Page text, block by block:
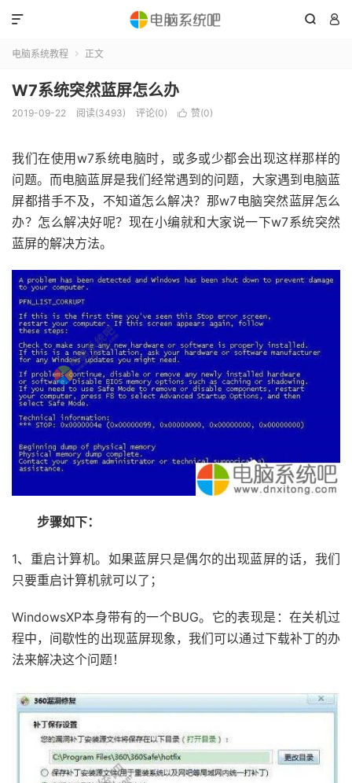
 

电脑系统教程  正文
W7系统突然蓝屏怎么办
2019-09-22 阅读(3493) 评论(0)  赞(0)
我们在使用w7系统电脑时，或多或少都会出现这样那样的
问题。而电脑蓝屏是我们经常遇到的问题，大家遇到电脑蓝
屏都措手不及，不知道怎么解决？那w7电脑突然蓝屏怎么
办？怎么解决好呢？现在小编就和大家说一下w7系统突然
蓝屏的解决方法。
步骤如下：
1、重启计算机。如果蓝屏只是偶尔的出现蓝屏的话，我们
只要重启计算机就可以了；
WindowsXP本身带有的一个BUG。它的表现是：在关机过
程中，间歇性的出现蓝屏现象，我们可以通过下载补丁的办
法来解决这个问题！